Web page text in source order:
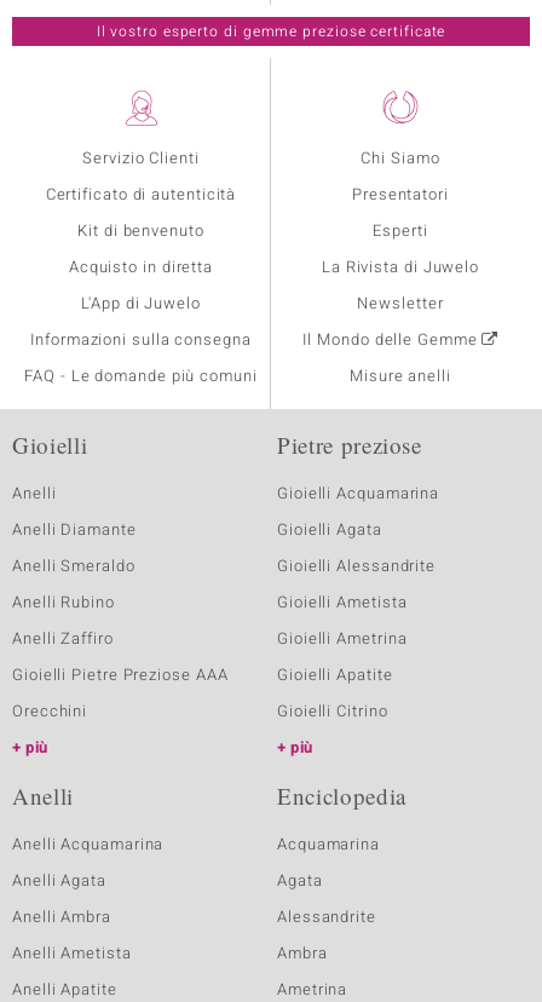
Servizio Clienti
Certificato di autenticità
Kit di benvenuto
Acquisto in diretta
L'App di Juwelo
Informazioni sulla consegna
FAQ - Le domande più comuni
Chi Siamo
Presentatori
Esperti
La Rivista di Juwelo
Newsletter
Il Mondo delle Gemme
Misure anelli
Il vostro esperto di gemme preziose certificate
Gioielli
Anelli
Anelli Diamante
Anelli Smeraldo
Anelli Rubino
Anelli Zaffiro
Gioielli Pietre Preziose AAA
Orecchini
più
Pietre preziose
Gioielli Acquamarina
Gioielli Agata
Gioielli Alessandrite
Gioielli Ametista
Gioielli Ametrina
Gioielli Apatite
Gioielli Citrino
più
Anelli
Anelli Acquamarina
Anelli Agata
Anelli Ambra
Anelli Ametista
Anelli Apatite
Enciclopedia
Acquamarina
Agata
Alessandrite
Ambra
Ametrina